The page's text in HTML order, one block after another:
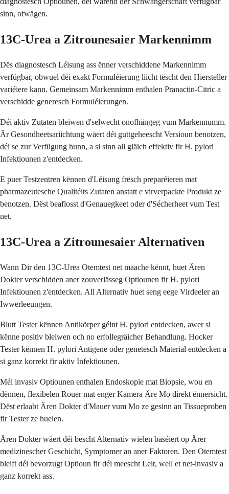
sinn, ofwägen.
13C-Urea a Zitrounesaier Markennimm
Dës diagnostesch Léisung ass ënner verschiddene Markennimm
verfügbar, obwuel déi exakt Formuléierung liicht tëscht den Hiersteller
variéiere kann. Gemeinsam Markennimm enthalen Pranactin-Citric a
verschidde generesch Formuléierungen.
Déi aktiv Zutaten bleiwen d'selwecht onofhängeg vum Markennumm.
Är Gesondheetsariichtung wäert déi guttgeheescht Versioun benotzen,
déi se zur Verfügung hunn, a si sinn all gläich effektiv fir H. pylori
Infektiounen z'entdecken.
E puer Testzentren kënnen d'Léisung frësch preparéieren mat
pharmazeutesche Qualitéits Zutaten anstatt e virverpackte Produkt ze
benotzen. Dëst beaflosst d'Genauegkeet oder d'Sécherheet vum Test
net.
13C-Urea a Zitrounesaier Alternativen
Wann Dir den 13C-Urea Otemtest net maache kënnt, huet Ären
Dokter verschidden aner zouverlässeg Optiounen fir H. pylori
Infektiounen z'entdecken. All Alternativ huet seng eege Virdeeler an
Iwwerleeungen.
Blutt Tester kënnen Antikörper géint H. pylori entdecken, awer si
kënne positiv bleiwen och no erfollegräicher Behandlung. Hocker
Tester kënnen H. pylori Antigene oder genetesch Material entdecken a
si ganz korrekt fir aktiv Infektiounen.
Méi invasiv Optiounen enthalen Endoskopie mat Biopsie, wou en
dënnen, flexibelen Rouer mat enger Kamera Äre Mo direkt ënnersicht.
Dëst erlaabt Ären Dokter d'Mauer vum Mo ze gesinn an Tissueproben
fir Tester ze huelen.
Ären Dokter wäert déi bescht Alternativ wielen baséiert op Ärer
medizinescher Geschicht, Symptomer an aner Faktoren. Den Otemtest
bleift déi bevorzugt Optioun fir déi meescht Leit, well et net-invasiv a
ganz korrekt ass.